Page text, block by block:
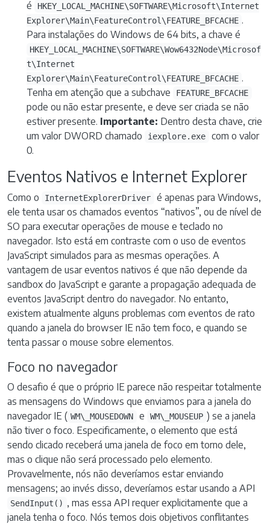
é
HKEY_LOCAL_MACHINE\SOFTWARE\Microsoft\Internet
Explorer\Main\FeatureControl\FEATURE_BFCACHE .
Para instalações do Windows de 64 bits, a chave é
HKEY_LOCAL_MACHINE\SOFTWARE\Wow6432Node\Microsof
t\Internet
Explorer\Main\FeatureControl\FEATURE_BFCACHE .
Tenha em atenção que a subchave
FEATURE_BFCACHE
pode ou não estar presente, e deve ser criada se não
estiver presente. Importante: Dentro desta chave, crie
um valor DWORD chamado
iexplore.exe
com o valor
0.
Eventos Nativos e Internet Explorer
Como o InternetExplorerDriver
é apenas para Windows,
ele tenta usar os chamados eventos “nativos”, ou de nível de
SO para executar operações de mouse e teclado no
navegador. Isto está em contraste com o uso de eventos
JavaScript simulados para as mesmas operações. A
vantagem de usar eventos nativos é que não depende da
sandbox do JavaScript e garante a propagação adequada de
eventos JavaScript dentro do navegador. No entanto,
existem atualmente alguns problemas com eventos de rato
quando a janela do browser IE não tem foco, e quando se
tenta passar o mouse sobre elementos.
Foco no navegador
O desafio é que o próprio IE parece não respeitar totalmente
as mensagens do Windows que enviamos para a janela do
navegador IE ( WM\_MOUSEDOWN e WM\_MOUSEUP ) se a janela
não tiver o foco. Especificamente, o elemento que está
sendo clicado receberá uma janela de foco em torno dele,
mas o clique não será processado pelo elemento.
Provavelmente, nós não deveríamos estar enviando
mensagens; ao invés disso, deveríamos estar usando a API
SendInput() , mas essa API requer explicitamente que a
janela tenha o foco. Nós temos dois objetivos conflitantes